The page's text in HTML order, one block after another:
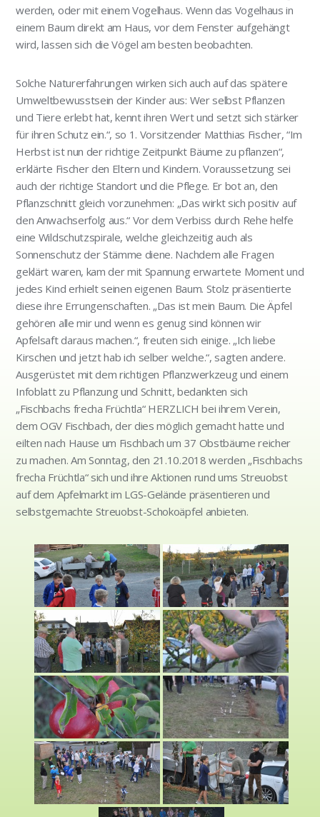
werden, oder mit einem Vogelhaus. Wenn das Vogelhaus in
einem Baum direkt am Haus, vor dem Fenster aufgehängt
wird, lassen sich die Vögel am besten beobachten.
Solche Naturerfahrungen wirken sich auch auf das spätere
Umweltbewusstsein der Kinder aus: Wer selbst Pflanzen
und Tiere erlebt hat, kennt ihren Wert und setzt sich stärker
für ihren Schutz ein.“, so 1. Vorsitzender Matthias Fischer, “Im
Herbst ist nun der richtige Zeitpunkt Bäume zu pflanzen“,
erklärte Fischer den Eltern und Kindern. Voraussetzung sei
auch der richtige Standort und die Pflege. Er bot an, den
Pflanzschnitt gleich vorzunehmen: „Das wirkt sich positiv auf
den Anwachserfolg aus.“ Vor dem Verbiss durch Rehe helfe
eine Wildschutzspirale, welche gleichzeitig auch als
Sonnenschutz der Stämme diene. Nachdem alle Fragen
geklärt waren, kam der mit Spannung erwartete Moment und
jedes Kind erhielt seinen eigenen Baum. Stolz präsentierte
diese ihre Errungenschaften. „Das ist mein Baum. Die Äpfel
gehören alle mir und wenn es genug sind können wir
Apfelsaft daraus machen.“, freuten sich einige. „Ich liebe
Kirschen und jetzt hab ich selber welche.“, sagten andere.
Ausgerüstet mit dem richtigen Pflanzwerkzeug und einem
Infoblatt zu Pflanzung und Schnitt, bedankten sich
„Fischbachs frecha Früchtla“ HERZLICH bei ihrem Verein,
dem OGV Fischbach, der dies möglich gemacht hatte und
eilten nach Hause um Fischbach um 37 Obstbäume reicher
zu machen. Am Sonntag, den 21.10.2018 werden „Fischbachs
frecha Früchtla“ sich und ihre Aktionen rund ums Streuobst
auf dem Apfelmarkt im LGS-Gelände präsentieren und
selbstgemachte Streuobst-Schokoäpfel anbieten.